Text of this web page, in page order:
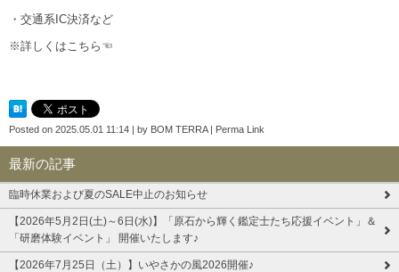
・交通系IC決済など
※詳しくはこちら☜
Posted on 2025.05.01 11:14 | by BOM TERRA| Perma Link
最新の記事
臨時休業および夏のSALE中止のお知らせ
【2026年5月2日(土)～6日(水)】「原石から輝く鑑定士たち応援イベント」＆
「研磨体験イベント」 開催いたします♪
【2026年7月25日（土）】いやさかの風2026開催♪